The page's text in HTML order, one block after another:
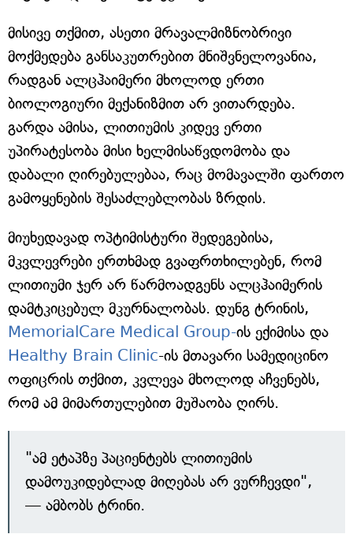
მისივე თქმით, ასეთი მრავალმიზნობრივი
მოქმედება განსაკუთრებით მნიშვნელოვანია,
რადგან ალცჰაიმერი მხოლოდ ერთი
ბიოლოგიური მექანიზმით არ ვითარდება.
გარდა ამისა, ლითიუმის კიდევ ერთი
უპირატესობა მისი ხელმისაწვდომობა და
დაბალი ღირებულებაა, რაც მომავალში ფართო
გამოყენების შესაძლებლობას ზრდის.
მიუხედავად ოპტიმისტური შედეგებისა,
მკვლევრები ერთხმად გვაფრთხილებენ, რომ
ლითიუმი ჯერ არ წარმოადგენს ალცჰაიმერის
დამტკიცებულ მკურნალობას. დუნგ ტრინის,
MemorialCare Medical Group-ის ექიმისა და
Healthy Brain Clinic-ის მთავარი სამედიცინო
ოფიცრის თქმით, კვლევა მხოლოდ აჩვენებს,
რომ ამ მიმართულებით მუშაობა ღირს.
"ამ ეტაპზე პაციენტებს ლითიუმის
დამოუკიდებლად მიღებას არ ვურჩევდი",
— ამბობს ტრინი.